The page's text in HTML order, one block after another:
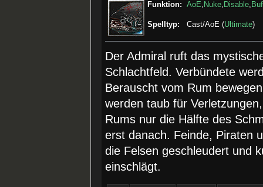
Funktion: AoE, Nuke, Disable,
Spelltyp: Cast/AoE (Ultimate)
Der Admiral ruft das
Schlachtfeld. Verbündete
Berauscht vom Rum
werden taub für
Rums nur die Hälfte des
erst danach. Feinde, Piraten
die Felsen geschleudert und
einschlägt.